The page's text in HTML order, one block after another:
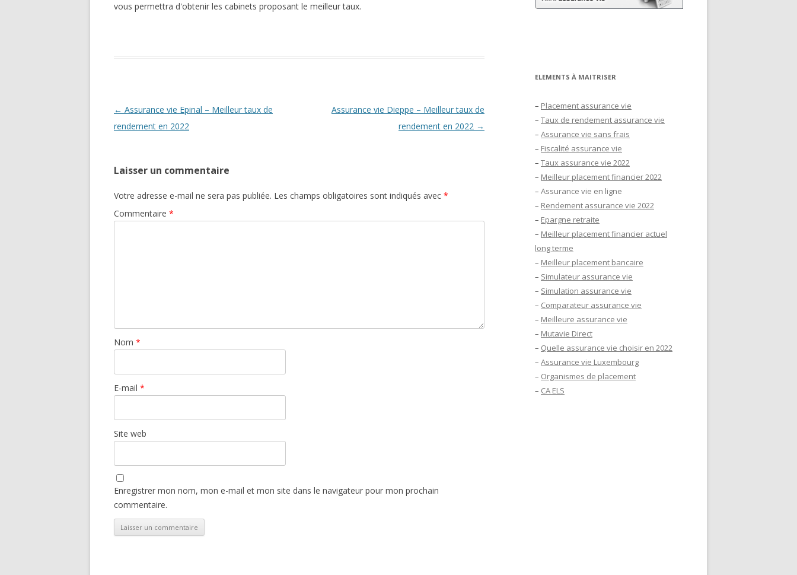
vous permettra d'obtenir les cabinets proposant le meilleur taux.
Navigation
des
← Assurance vie Epinal – Meilleur taux de
rendement en 2022
Assurance vie Dieppe – Meilleur taux de
rendement en 2022 →
Laisser un commentaire
Votre adresse e-mail ne sera pas publiée. Les champs obligatoires sont indiqués avec *
Commentaire *
Nom *
E-mail *
Site web
Enregistrer mon nom, mon e-mail et mon site dans le navigateur pour mon prochain
commentaire.
ELEMENTS À MAITRISER
– Placement assurance vie
– Taux de rendement assurance vie
– Assurance vie sans frais
– Fiscalité assurance vie
– Taux assurance vie 2022
– Meilleur placement financier 2022
– Assurance vie en ligne
– Rendement assurance vie 2022
– Epargne retraite
– Meilleur placement financier actuel
long terme
– Meilleur placement bancaire
– Simulateur assurance vie
– Simulation assurance vie
– Comparateur assurance vie
– Meilleure assurance vie
– Mutavie Direct
– Quelle assurance vie choisir en 2022
– Assurance vie Luxembourg
– Organismes de placement
– CA ELS